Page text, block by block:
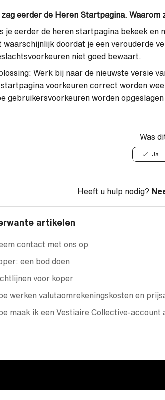
zag eerder de Heren Startpagina.
je eerder de heren startpagina bekeek en
waarschijnlijk doordat je een verouderde
niet goed bewaart.
Werk bij naar de nieuwste versie
startpagina voorkeuren correct worden
gebruikersvoorkeuren worden opgeslagen
Was
Ja
Heeft u hulp nodig?
artikelen
contact met ons op
een bod doen
voor koper
werken valutaomrekeningskosten en
maak ik een Vestiaire Collective-account